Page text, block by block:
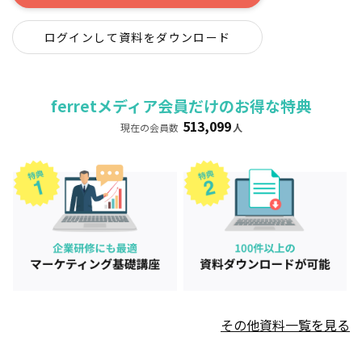
ログインして資料をダウンロード
ferretメディア会員だけのお得な特典
現在の会員数 513,099 人
その他資料一覧を見る